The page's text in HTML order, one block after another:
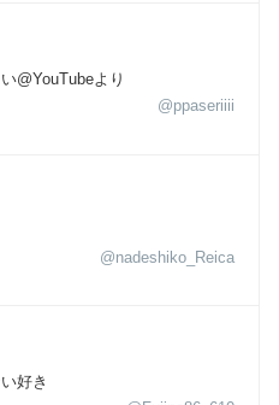
@YouTubeより
@ppaseriiii
@nadeshiko_Reica
好き